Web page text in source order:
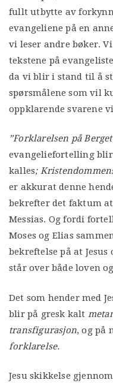
fullt utbytte av
evangeliene på en
vi leser andre bøker.
tekstene på
da vi blir i stand til å
spørsmålene som vil
oppklarende svarene
”Forklarelsen på
evangeliefortelling
kalles;
er akkurat denne
bekrefter det faktum at
Messias. Og fordi
Moses og Elias
bekreftelse på at
står over både loven
Det som hender med
blir på gresk kalt
transfigurasjon, og på
forklarelse.
Jesu skikkelse